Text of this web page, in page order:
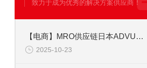
致力于成为优秀的解决方案供应商！
【电商】MRO供应链日本ADVU-20-10-P-A--德国ESTO费斯托小型气缸
2025-10-23